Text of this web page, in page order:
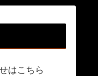
はこちら